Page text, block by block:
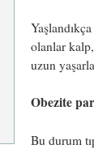
olanlar
uzun
Obezite
Bu durum